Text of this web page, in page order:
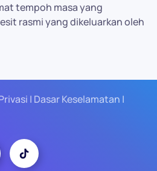
tempoh masa yang
rasmi yang dikeluarkan oleh
| Dasar Keselamatan |